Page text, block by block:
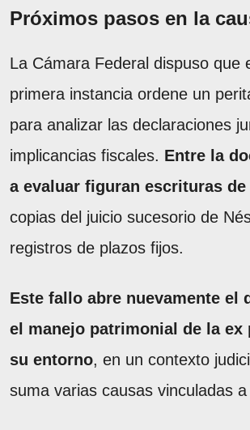
Próximos pasos en la
La Cámara Federal dispuso que
primera instancia ordene un
para analizar las declaraciones
implicancias fiscales. Entre la
a evaluar figuran escrituras
copias del juicio sucesorio de
registros de plazos fijos.
Este fallo abre nuevamente el
el manejo patrimonial de la ex
su entorno, en un contexto
suma varias causas vinculadas